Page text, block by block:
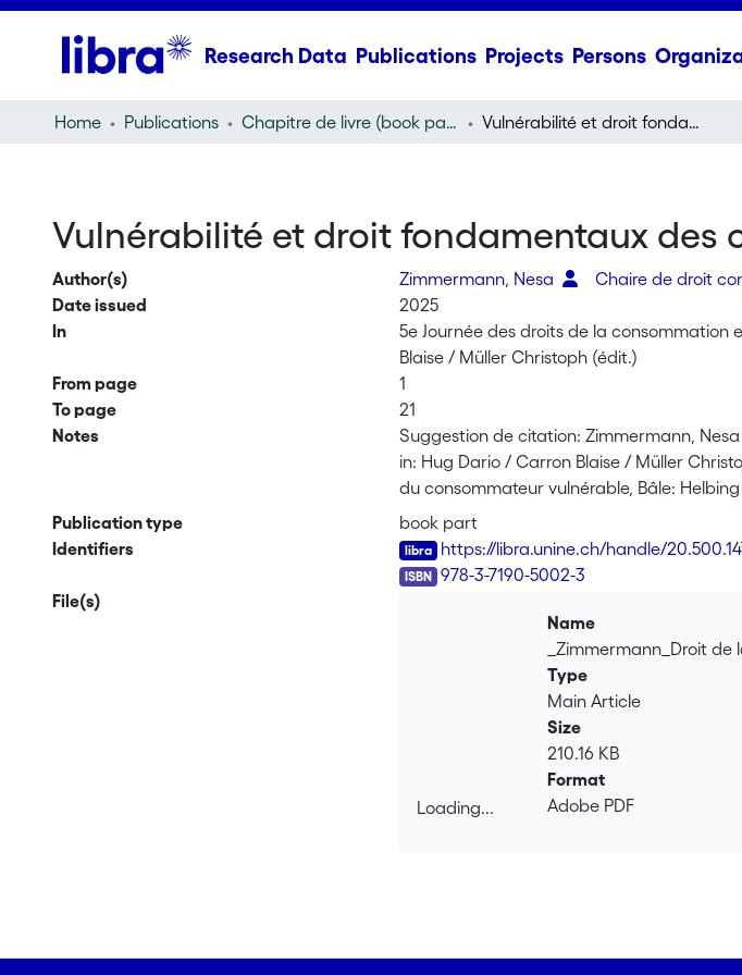
Research Data Publications Projects Persons
Home Publications Chapitre de livre (book part) Vulnérabilité et droit fondamentaux des consommatrices et consommateurs.
Vulnérabilité et droit fondamentaux des
Author(s) Zimmermann, Nesa
Chaire de droit
Date issued
2025
In
5e Journée des droits de la
Blaise / Müller Christoph (édit.)
From page
1
To page
21
Notes
Suggestion de citation: Zimmermann,
in: Hug Dario / Carron Blaise / Müller
du consommateur vulnérable, Bâle: Helbing
Publication type
book part
Identifiers
https://libra.unine.ch/handle/
978-3-7190-5002-3
File(s)
Loading...
Name
_Zimmermann_Droit
Type
Main Article
Size
210.16 KB
Format
Adobe PDF